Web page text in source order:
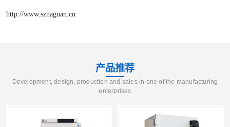
http://www.sznaguan.cn
产品推荐
Development, design, production and sales in one of the manufacturing
enterprises